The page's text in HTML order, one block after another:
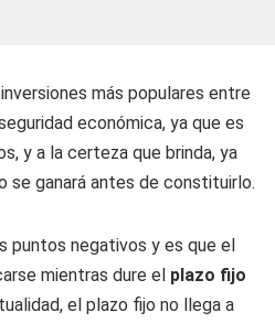
más populares entre
económica, ya que es
y a la certeza que brinda, ya
se ganará antes de constituirlo.
puntos negativos y es que el
mientras dure el plazo fijo
el plazo fijo no llega a